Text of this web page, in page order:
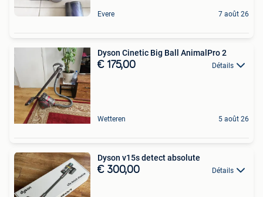
Evere 7 août 26
Dyson Cinetic Big Ball AnimalPro 2
€ 175,00 Détails
Wetteren 5 août 26
Dyson v15s detect absolute
€ 300,00 Détails